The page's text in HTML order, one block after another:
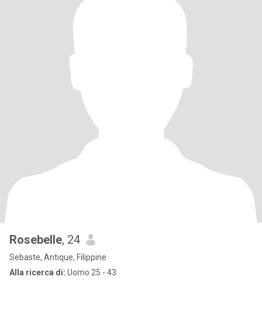
Rosebelle, 24
Sebaste, Antique, Filippine
Alla ricerca di: Uomo 25 - 43